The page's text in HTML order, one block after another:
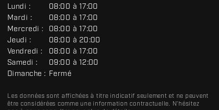
G
É
N
É
R
A
L
Lundi :
08:00 à 17:00
Mardi :
08:00 à 17:00
Mercredi :
08:00 à 17:00
Jeudi :
08:00 à 20:00
Vendredi :
08:00 à 17:00
Samedi :
09:00 à 12:00
Dimanche : Fermé
Les données sont affichées à titre indicatif seulement et ne peuvent
être considérées comme une information contractuelle. N'hésitez